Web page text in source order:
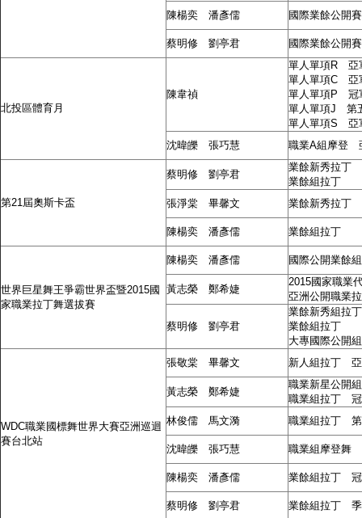
陳楊奕 潘彥儒
國際業餘公開
蔡明修 劉亭君 國際業餘公開
北投區體育月
陳韋禎
單人單項R 亞
單人單項C 亞
單人單項P 冠
單人單項J 第
單人單項S 亞
沈暐皪 張巧慧
職業A組摩登
第21屆奧斯卡盃
蔡明修 劉亭君
業餘新秀拉丁
業餘組拉丁
張淨棠 畢馨文
業餘新秀拉丁
陳楊奕 潘彥儒 業餘組拉丁
世界巨星舞王爭霸世界盃暨2015國
家職業拉丁舞選拔賽
陳楊奕 潘彥儒 國際公開業
黃志榮 鄭希婕
2015國家職業
亞洲公開職
蔡明修 劉亭君
業餘新秀
業餘組
大專國際公
WDC職業國標舞世界大賽亞洲巡迴
賽台北站
張敬棠 畢馨文 新人組拉丁
黃志榮 鄭希婕
職業新星公開
職業組拉丁
林俊儒 馬文漪
職業組拉丁
沈暐皪 張巧慧 職業組摩登舞
陳楊奕 潘彥儒 業餘組拉丁
蔡明修 劉亭君 業餘組拉丁